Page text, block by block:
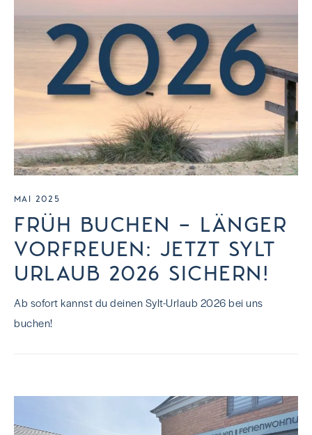
MAI 2025
FRÜH BUCHEN – LÄNGER
VORFREUEN: JETZT SYLT
URLAUB 2026 SICHERN!
Ab sofort kannst du deinen Sylt-Urlaub 2026 bei uns
buchen!